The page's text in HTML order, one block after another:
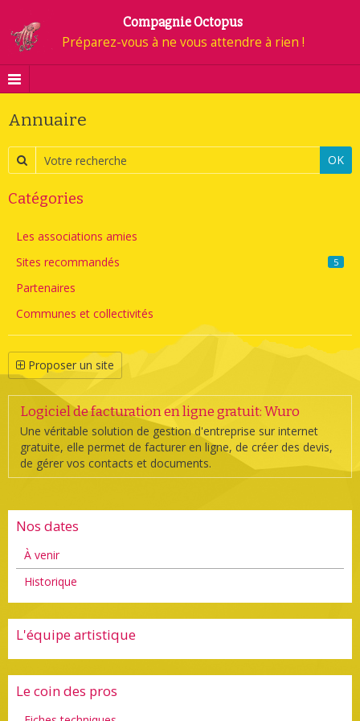
Compagnie Octopus
Préparez-vous à ne vous attendre à rien !
Annuaire
OK
Catégories
Les associations amies
Sites recommandés
5
Partenaires
Communes et collectivités
Proposer un site
Logiciel de facturation en ligne gratuit: Wuro
Une véritable solution de gestion d'entreprise sur internet
gratuite, elle permet de facturer en ligne, de créer des devis,
de gérer vos contacts et documents.
Nos dates
À venir
Historique
L'équipe artistique
Le coin des pros